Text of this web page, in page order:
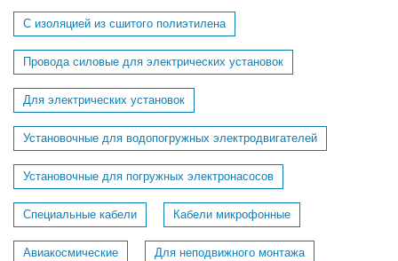
С изоляцией из сшитого полиэтилена
Провода силовые для электрических установок
Для электрических установок
Установочные для водопогружных электродвигателей
Установочные для погружных электронасосов
Специальные кабели Кабели микрофонные
Авиакосмические Для неподвижного монтажа